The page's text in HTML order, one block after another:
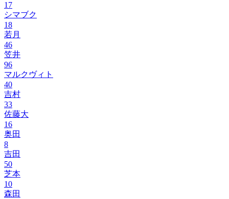
17
シマブク
18
若月
46
笠井
96
マルクヴィト
40
吉村
33
佐藤大
16
奥田
8
吉田
50
芝本
10
森田